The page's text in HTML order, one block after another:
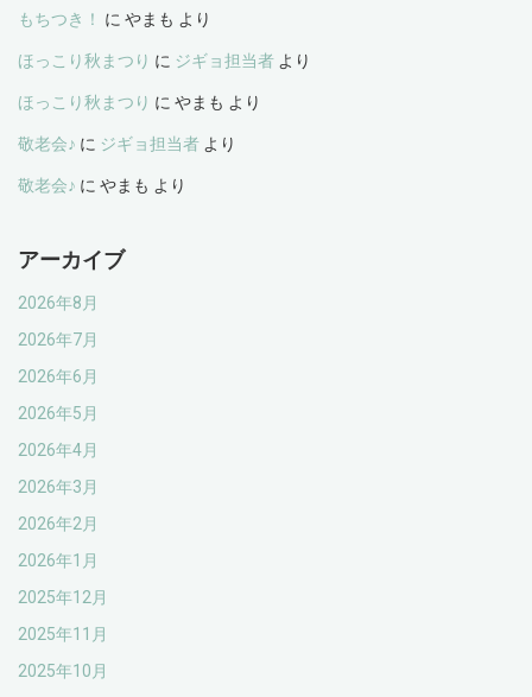
もちつき！ に やまも より
ほっこり秋まつり に ジギョ担当者 より
ほっこり秋まつり に やまも より
敬老会♪ に ジギョ担当者 より
敬老会♪ に やまも より
アーカイブ
2026年8月
2026年7月
2026年6月
2026年5月
2026年4月
2026年3月
2026年2月
2026年1月
2025年12月
2025年11月
2025年10月